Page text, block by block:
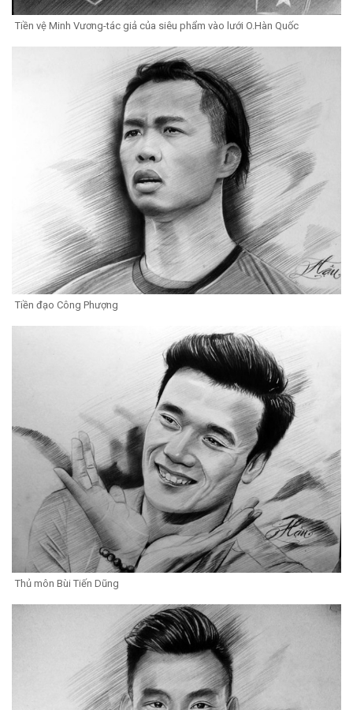
Tiền vệ Minh Vương-tác giả của siêu phẩm vào lưới O.Hàn Quốc
Tiền đạo Công Phượng
Thủ môn Bùi Tiến Dũng